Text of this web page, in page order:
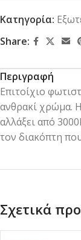
Κατηγορία:
Share:
Περιγραφή
Επιτοίχιο
ανθρακί χρώμα.
αλλάξει από
τον διακόπτη
Σχετικά